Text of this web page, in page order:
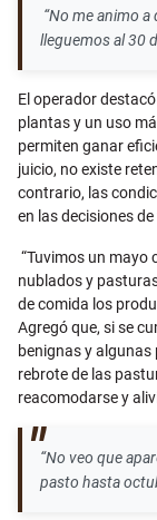
“No me animo
lleguemos al 30
El operador
plantas y un uso
permiten ganar
juicio, no existe
contrario, las
en las decisiones
“Tuvimos un mayo
nublados y
de comida los
Agregó que, si se
benignas y
rebrote de las
reacomodarse y
“No veo que
pasto hasta